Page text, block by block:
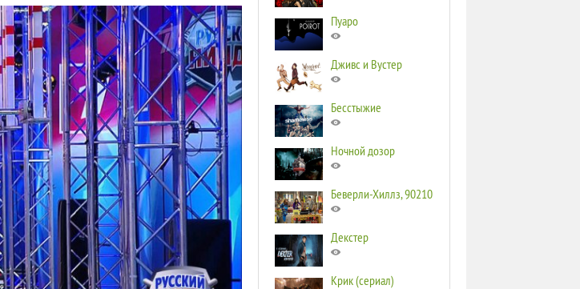
Пуаро
Дживс и Вустер
Бесстыжие
Ночной дозор
Беверли-Хиллз, 90210
Декстер
Крик (сериал)